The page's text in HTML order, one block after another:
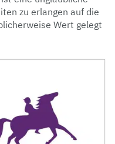
zu erlangen auf die
Wert gelegt